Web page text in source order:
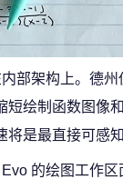
部架构上。德
短绘制函数图像
将是最直接可感
的绘图工作